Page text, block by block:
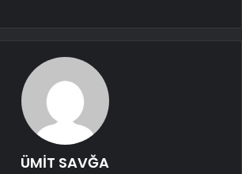
ÜMİT SAVĞA